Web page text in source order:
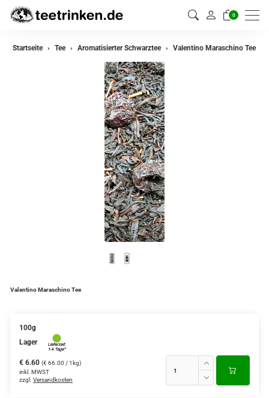
0
zurück
Verschiedene Anbaugebiete
Yogi - und Beuteltee
Aromatisierter Grüntee
Aromatisierter Schwarztee
Startseite Tee Aromatisierter Schwarztee Valentino Maraschino Tee
Valentino Maraschino Tee
100g
Lager
€ 6.60 (€ 66.00 / 1kg)
inkl. MWST
zzgl. Versandkosten